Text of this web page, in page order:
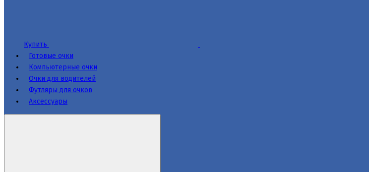
Купить
Готовые очки
Компьютерные очки
Очки для водителей
Футляры для очков
Аксессуары